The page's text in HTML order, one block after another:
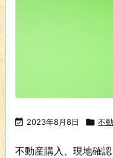
 2023年8月8日  不
不動産購入、現地確